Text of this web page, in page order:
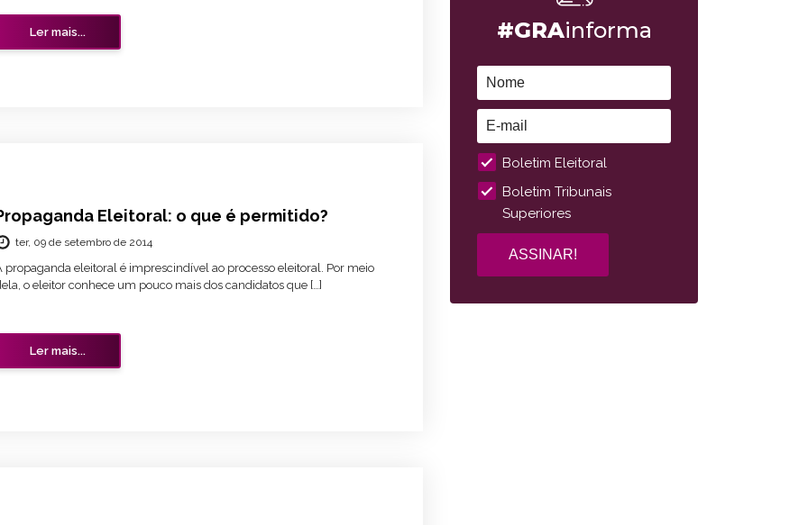
Ler mais...
Eleitoral: o que é permitido?
ter, 09 de setembro de 2014
propaganda eleitoral é imprescindível ao processo eleitoral. Por meio
o eleitor conhece um pouco mais dos candidatos que […]
Ler mais...
#GRAinforma
Boletim Eleitoral
Boletim Tribunais
Superiores